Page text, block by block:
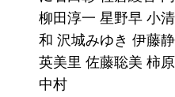
柳田淳一 星野早 小
和 沢城みゆき 伊藤
英美里 佐藤聡美 柿
中村